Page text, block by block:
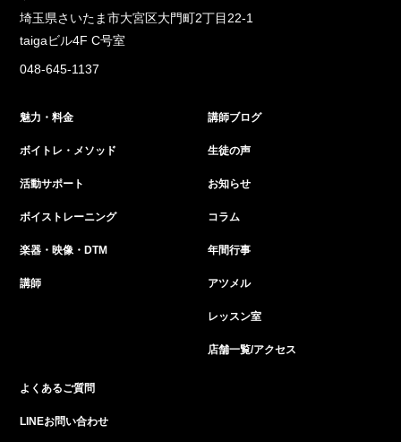
埼玉県さいたま市大宮区大門町2丁目22-1
taigaビル4F C号室
048-645-1137
魅力・料金
ボイトレ・メソッド
活動サポート
ボイストレーニング
楽器・映像・DTM
講師
講師ブログ
生徒の声
お知らせ
コラム
年間行事
アツメル
レッスン室
店舗一覧/アクセス
よくあるご質問
LINEお問い合わせ